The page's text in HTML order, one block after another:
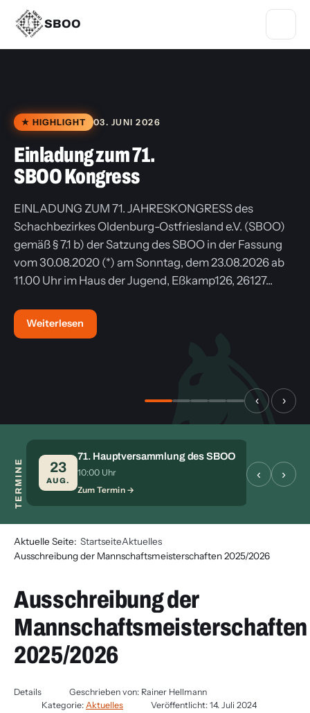
SBOO
★ HIGHLIGHT 03. JUNI 2026
Einladung zum 71.
SBOO Kongress
EINLADUNG ZUM 71. JAHRESKONGRESS des
Schachbezirkes Oldenburg-Ostfriesland e.V. (SBOO)
gemäß § 7.1 b) der Satzung des SBOO in der Fassung
vom 30.08.2020 (*) am Sonntag, dem 23.08.2026 ab
11.00 Uhr im Haus der Jugend, Eßkamp126, 26127...
Weiterlesen
‹ ›
TERMINE 23
AUG.
71. Hauptversammlung des SBOO
10:00 Uhr
Zum Termin
28
AUG.
‹ ›
Aktuelle Seite: StartseiteAktuelles
Ausschreibung der Mannschaftsmeisterschaften 2025/2026
Ausschreibung der
Mannschaftsmeisterschaften
2025/2026
Details Geschrieben von: Rainer Hellmann
Kategorie: Aktuelles
Veröffentlicht: 14. Juli 2024